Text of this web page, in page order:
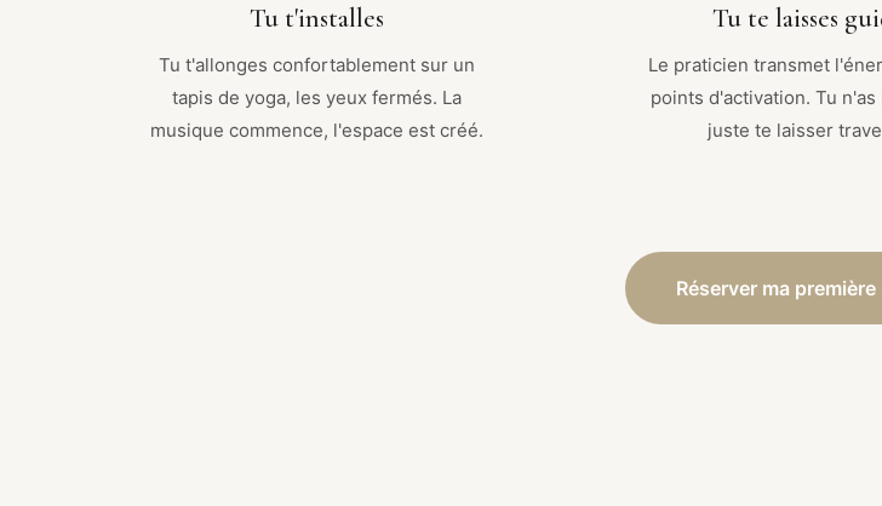
Tu t'installes
Tu t'allonges confortablement sur un
tapis de yoga, les yeux fermés. La
musique commence, l'espace est créé.
Tu te laisses
Le praticien transmet
points d'activation. Tu n'as
juste te laisser
Réserver ma